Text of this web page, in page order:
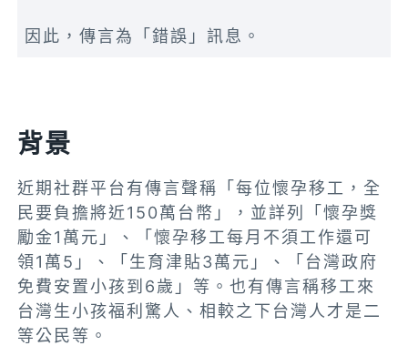
因此，傳言為「錯誤」訊息。
背景
近期社群平台有傳言聲稱「每位懷孕移工，全
民要負擔將近150萬台幣」，並詳列「懷孕獎
勵金1萬元」、「懷孕移工每月不須工作還可
領1萬5」、「生育津貼3萬元」、「台灣政府
免費安置小孩到6歲」等。也有傳言稱移工來
台灣生小孩福利驚人、相較之下台灣人才是二
等公民等。